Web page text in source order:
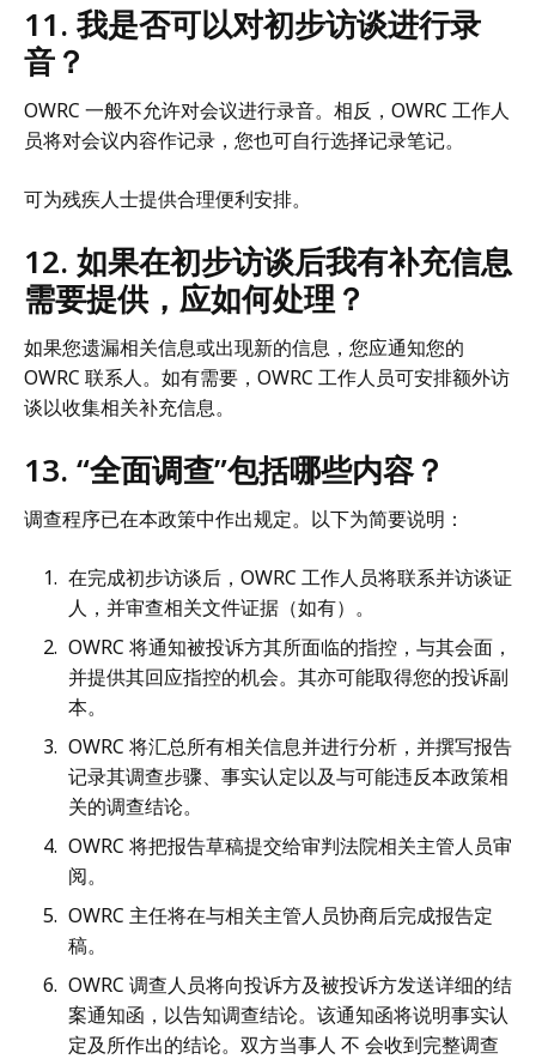
11. 我是否可以对初步访谈进行录
音？
OWRC 一般不允许对会议进行录音。相反，OWRC 工作人
员将对会议内容作记录，您也可自行选择记录笔记。
可为残疾人士提供合理便利安排。
12. 如果在初步访谈后我有补充信息
需要提供，应如何处理？
如果您遗漏相关信息或出现新的信息，您应通知您的
OWRC 联系人。如有需要，OWRC 工作人员可安排额外访
谈以收集相关补充信息。
13. “全面调查”包括哪些内容？
调查程序已在本政策中作出规定。以下为简要说明：
在完成初步访谈后，OWRC 工作人员将联系并访谈证
人，并审查相关文件证据（如有）。
OWRC 将通知被投诉方其所面临的指控，与其会面，
并提供其回应指控的机会。其亦可能取得您的投诉副
本。
OWRC 将汇总所有相关信息并进行分析，并撰写报告
记录其调查步骤、事实认定以及与可能违反本政策相
关的调查结论。
OWRC 将把报告草稿提交给审判法院相关主管人员审
阅。
OWRC 主任将在与相关主管人员协商后完成报告定
稿。
OWRC 调查人员将向投诉方及被投诉方发送详细的结
案通知函，以告知调查结论。该通知函将说明事实认
定及所作出的结论。双方当事人 不 会收到完整调查